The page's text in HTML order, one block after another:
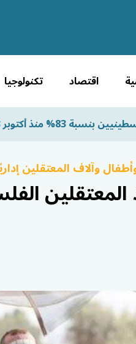
اقتصاد تكنولوجيا
منذ أكتوبر 2023